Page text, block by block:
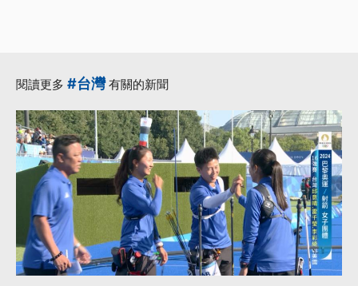
閱讀更多 #台灣有關的新聞